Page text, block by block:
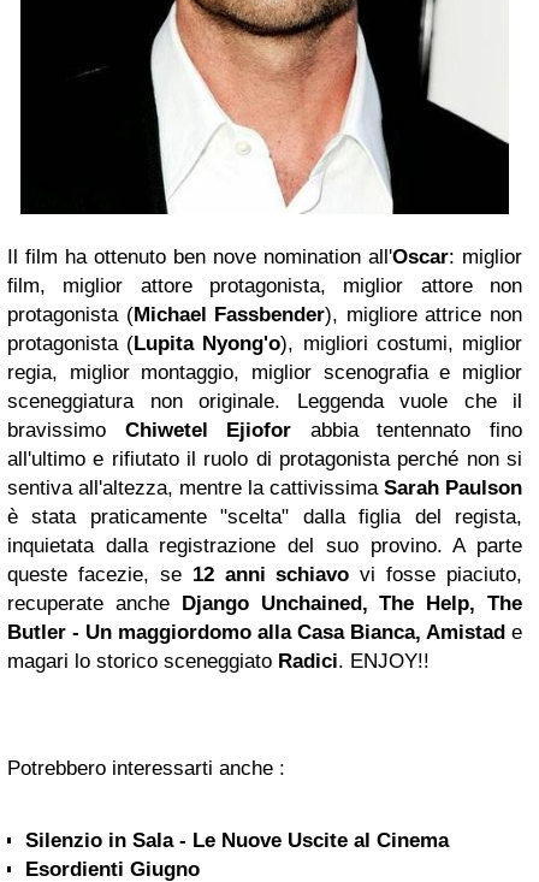
Il film ha ottenuto ben nove nomination all'Oscar: miglior
film, miglior attore protagonista, miglior attore non
protagonista (Michael Fassbender), migliore attrice non
protagonista (Lupita Nyong'o), migliori costumi, miglior
regia, miglior montaggio, miglior scenografia e miglior
sceneggiatura non originale. Leggenda vuole che il
bravissimo Chiwetel Ejiofor abbia tentennato fino
all'ultimo e rifiutato il ruolo di protagonista perché non si
sentiva all'altezza, mentre la cattivissima Sarah Paulson
è stata praticamente "scelta" dalla figlia del regista,
inquietata dalla registrazione del suo provino. A parte
queste facezie, se 12 anni schiavo vi fosse piaciuto,
recuperate anche Django Unchained, The Help, The
Butler - Un maggiordomo alla Casa Bianca, Amistad e
magari lo storico sceneggiato Radici. ENJOY!!
Potrebbero interessarti anche :
Silenzio in Sala - Le Nuove Uscite al Cinema
Esordienti Giugno